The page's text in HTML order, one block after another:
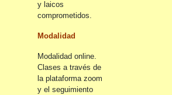
y laicos
comprometidos.
Modalidad
Modalidad online.
Clases a través de
la plataforma zoom
y el seguimiento